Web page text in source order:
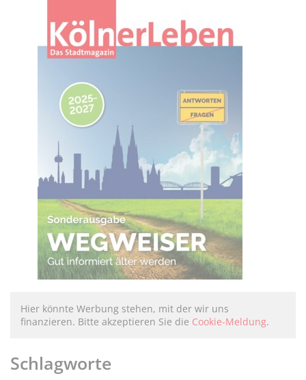
Hier könnte Werbung stehen, mit der wir uns
finanzieren. Bitte akzeptieren Sie die Cookie-Meldung.
Schlagworte